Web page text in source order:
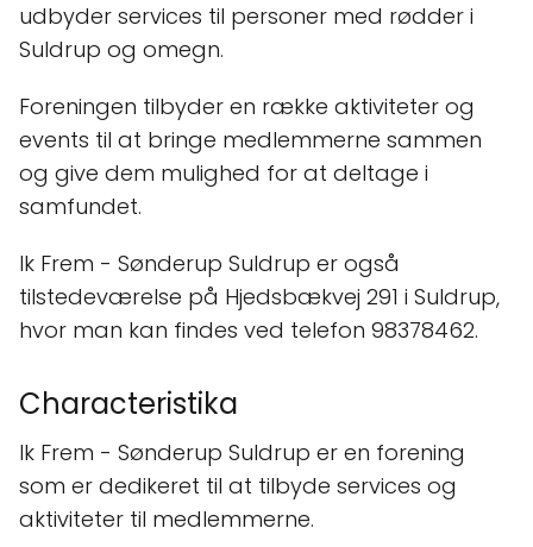
udbyder services til personer med rødder i
Suldrup og omegn.
Foreningen tilbyder en række aktiviteter og
events til at bringe medlemmerne sammen
og give dem mulighed for at deltage i
samfundet.
Ik Frem - Sønderup Suldrup er også
tilstedeværelse på Hjedsbækvej 291 i Suldrup,
hvor man kan findes ved telefon 98378462.
Characteristika
Ik Frem - Sønderup Suldrup er en forening
som er dedikeret til at tilbyde services og
aktiviteter til medlemmerne.